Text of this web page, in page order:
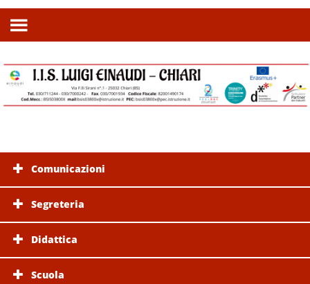
Comunicazioni
Segreteria
Didattica
Scuola